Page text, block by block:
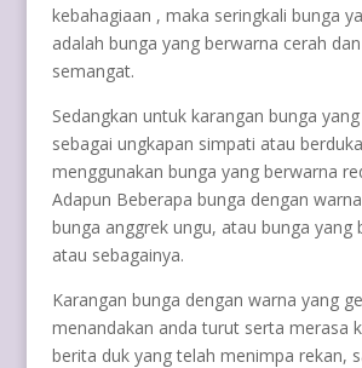
kebahagiaan , maka seringkali bunga
adalah bunga yang berwarna cerah
semangat.
Sedangkan untuk karangan bunga
sebagai ungkapan simpati atau
menggunakan bunga yang berwarna
Adapun Beberapa bunga dengan
bunga anggrek ungu, atau bunga yang
atau sebagainya.
Karangan bunga dengan warna yang
menandakan anda turut serta merasa
berita duk yang telah menimpa rekan,